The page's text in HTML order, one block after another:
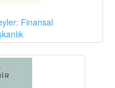
Finansal